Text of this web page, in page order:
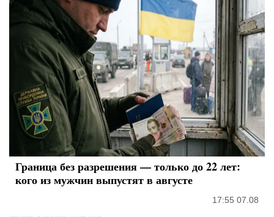
Граница без разрешения — только до 22 лет:
кого из мужчин выпустят в августе
17:55 07.08